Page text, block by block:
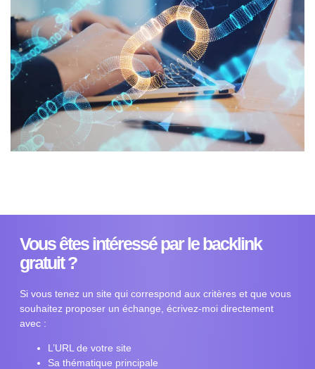
Vous êtes intéressé par le backlink
gratuit ?
Si vous tenez un site qui correspond aux critères et que vous
souhaitez proposer un échange, écrivez-moi directement
avec :
L’URL de votre site
Sa thématique principale